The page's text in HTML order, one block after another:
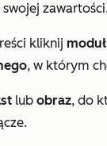
swojej
kliknij
, w którym
lub obraz, do